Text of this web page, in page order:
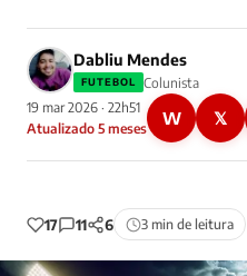
Dabliu Mendes
FUTEBOL
Colunista
19 mar 2026 · 22h51
Atualizado 5 meses
W 𝕏
17 11 6 3 min de leitura